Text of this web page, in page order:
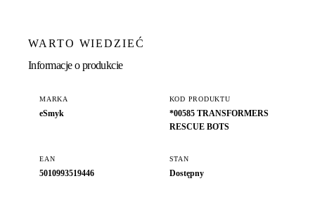
WARTO WIEDZIEĆ
Informacje o produkcie
MARKA
eSmyk
KOD PRODUKTU
*00585 TRANSFORMERS
RESCUE BOTS
EAN
5010993519446
STAN
Dostępny